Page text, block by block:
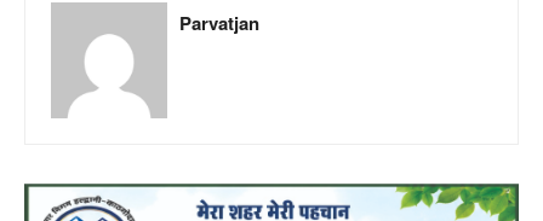
Parvatjan